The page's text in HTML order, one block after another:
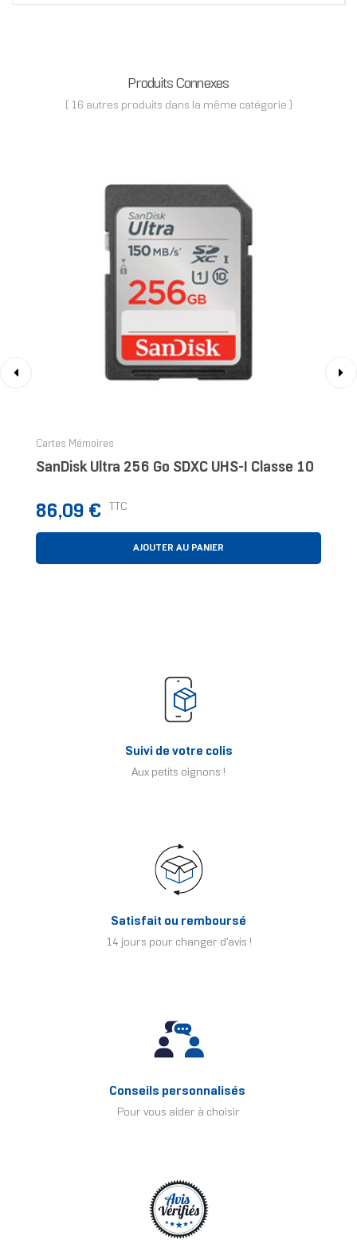
Produits Connexes
( 16 autres produits dans la même catégorie )
Cartes Mémoires
SanDisk Ultra 256 Go SDXC UHS-I Classe 10
Prix
86,09 € TTC
AJOUTER AU PANIER
Suivi de votre colis
Aux petits oignons !
Satisfait ou remboursé
14 jours pour changer d'avis !
Conseils personnalisés
Pour vous aider à choisir